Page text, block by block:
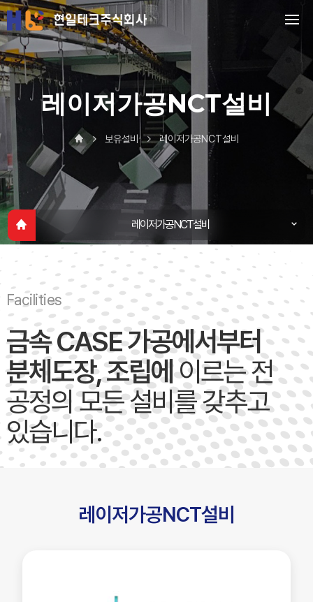
레이저가공NCT설비
보유설비 레이저가공NCT설비
레이저가공NCT설비
레이저가공NCT설비
절곡ㆍ압입 설비
용접ㆍ사상 설비
도장설비
기타설비
Facilities
금속 CASE 가공에서부터
분체도장, 조립에이르는 전
공정의 모든 설비를 갖추고
있습니다.
레이저가공NCT설비